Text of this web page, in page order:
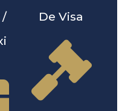
/
De Visa